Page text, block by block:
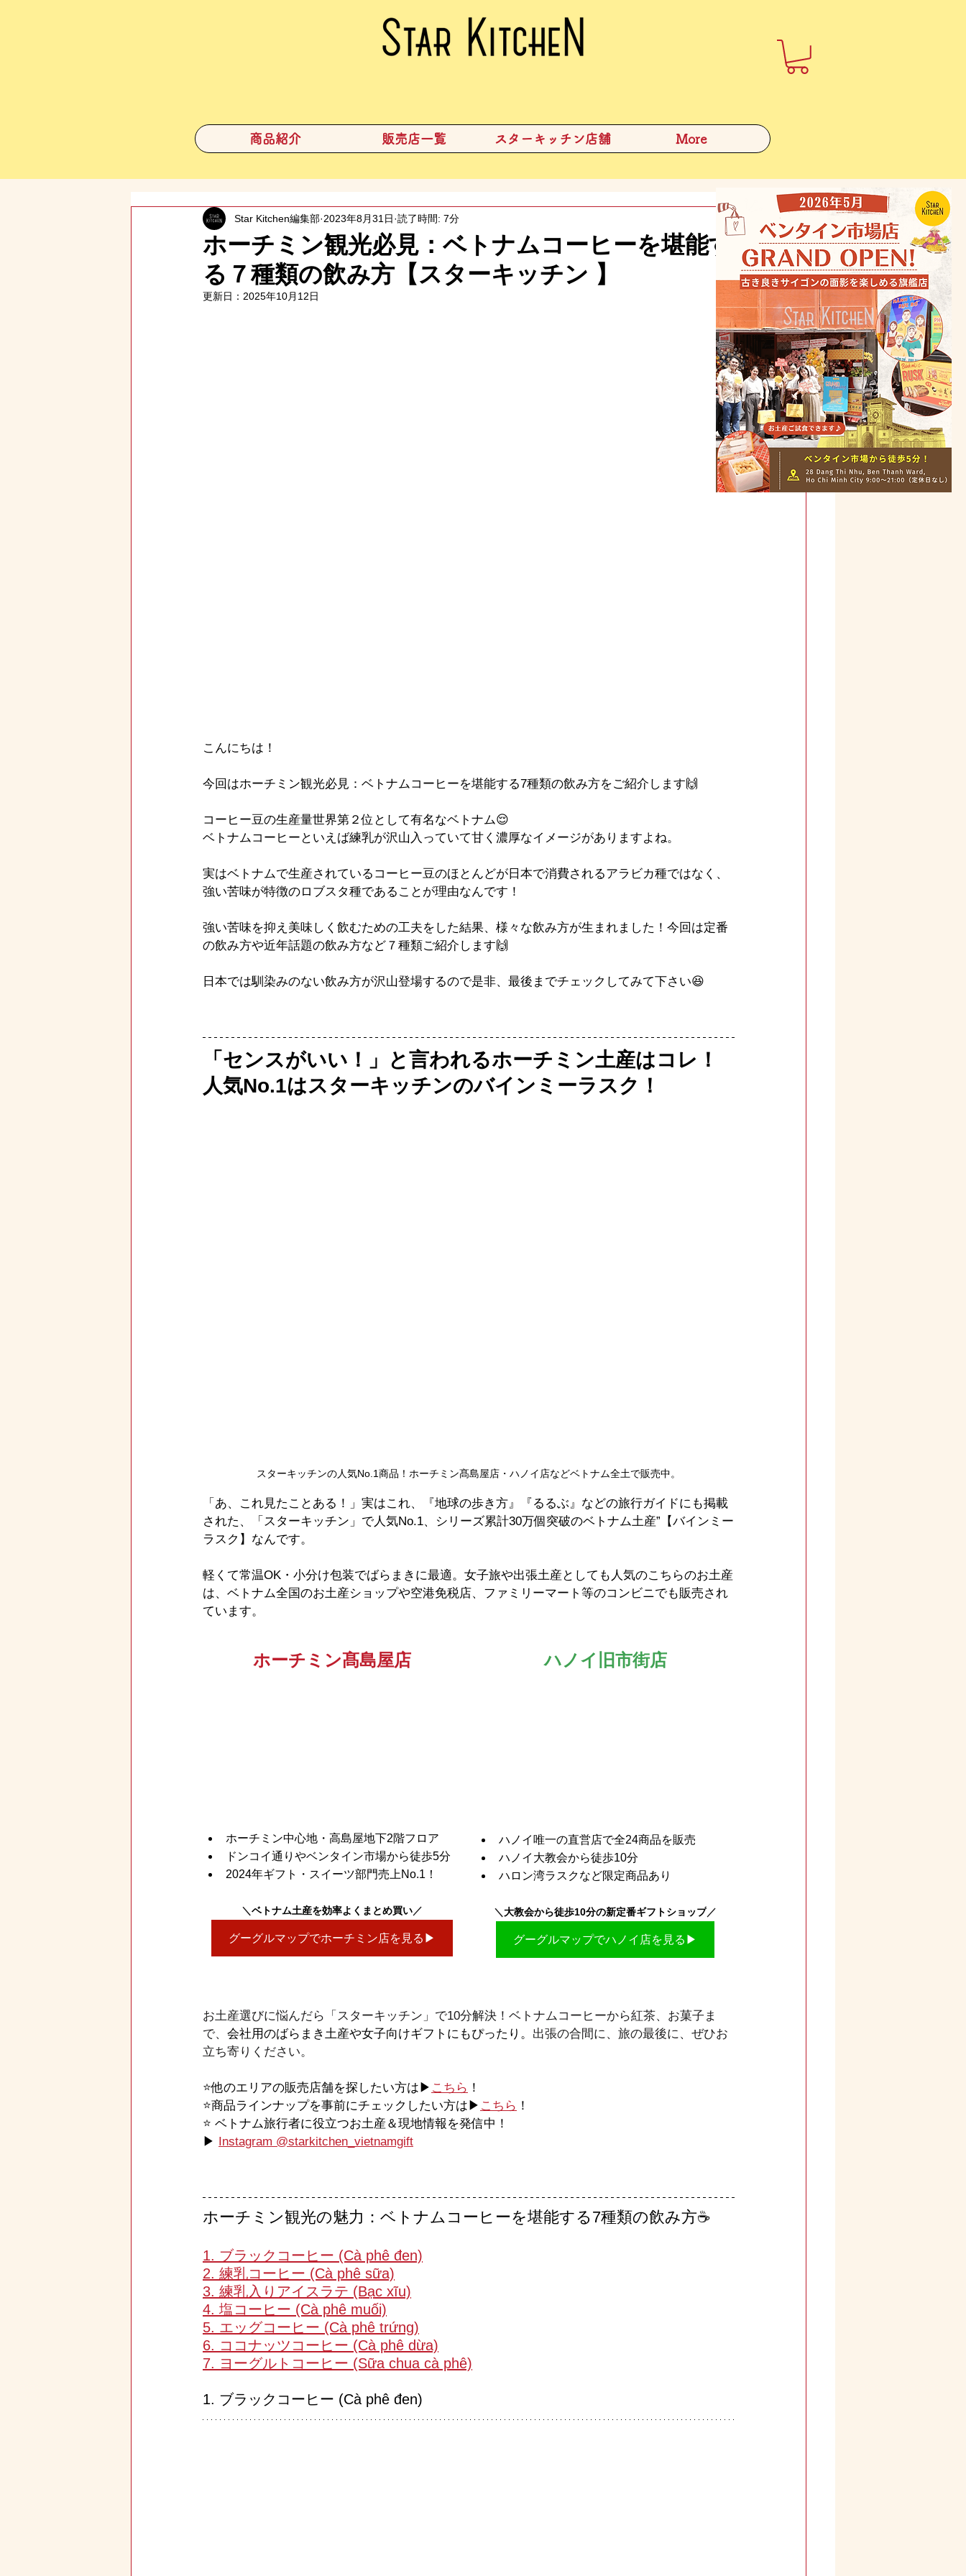
商品紹介 販売店一覧 スターキッチン店舗 More
ホーチミン観光必見：ベトナムコーヒーを堪能す
る７種類の飲み方【スターキッチン 】
Star Kitchen編集部 2023年8月31日 読了時間: 7分
更新日： 2025年10月12日
こんにちは！
今回はホーチミン観光必見：ベトナムコーヒーを堪能する7種類の飲み方をご紹介します🙌
コーヒー豆の生産量世界第２位として有名なベトナム😌
ベトナムコーヒーといえば練乳が沢山入っていて甘く濃厚なイメージがありますよね。
実はベトナムで生産されているコーヒー豆のほとんどが日本で消費されるアラビカ種ではなく、
強い苦味が特徴のロブスタ種であることが理由なんです！
強い苦味を抑え美味しく飲むための工夫をした結果、様々な飲み方が生まれました！今回は定番
の飲み方や近年話題の飲み方など７種類ご紹介します🙌
日本では馴染みのない飲み方が沢山登場するので是非、最後までチェックしてみて下さい😆
「センスがいい！」と言われるホーチミン土産はコレ！
人気No.1はスターキッチンのバインミーラスク！
スターキッチンの人気No.1商品！ホーチミン髙島屋店・ハノイ店などベトナム全土で販売中。
「あ、これ見たことある！」実はこれ、『地球の歩き方』『るるぶ』などの旅行ガイドにも掲載
された、「スターキッチン」で人気No.1、シリーズ累計30万個突破のベトナム土産”【バインミー
ラスク】なんです。
軽くて常温OK・小分け包装でばらまきに最適。女子旅や出張土産としても人気のこちらのお土産
は、ベトナム全国のお土産ショップや空港免税店、ファミリーマート等のコンビニでも販売され
ています。
ホーチミン髙島屋店
ホーチミン中心地・高島屋地下2階フロア
ドンコイ通りやベンタイン市場から徒歩5分
2024年ギフト・スイーツ部門売上No.1！
＼ベトナム土産を効率よくまとめ買い／
グーグルマップでホーチミン店を見る▶
ハノイ旧市街店
ハノイ唯一の直営店で全24商品を販売
ハノイ大教会から徒歩10分
ハロン湾ラスクなど限定商品あり
＼大教会から徒歩10分の新定番ギフトショップ／
グーグルマップでハノイ店を見る▶
お土産選びに悩んだら「スターキッチン」で10分解決！ベトナムコーヒーから紅茶、お菓子ま
で、 会社用のばらまき土産や女子向けギフトにもぴったり。 出張の合間に、旅の最後に、ぜひお
立ち寄りください。
⭐️他のエリアの販売店舗を探したい方は▶ こちら ！
⭐️商品ラインナップを事前にチェックしたい方は▶ こちら ！
⭐️ ベトナム旅行者に役立つお土産＆現地情報を発信中！
▶ Instagram @starkitchen_vietnamgift
ホーチミン観光の魅力：ベトナムコーヒーを堪能する7種類の飲み方☕️
1. ブラックコーヒー (Cà phê đen)
2. 練乳コーヒー (Cà phê sữa)
3. 練乳入りアイスラテ (Bạc xĩu)
4. 塩コーヒー (Cà phê muối)
5. エッグコーヒー (Cà phê trứng)
6. ココナッツコーヒー (Cà phê dừa)
7. ヨーグルトコーヒー (Sữa chua cà phê)
1. ブラックコーヒー (Cà phê đen)